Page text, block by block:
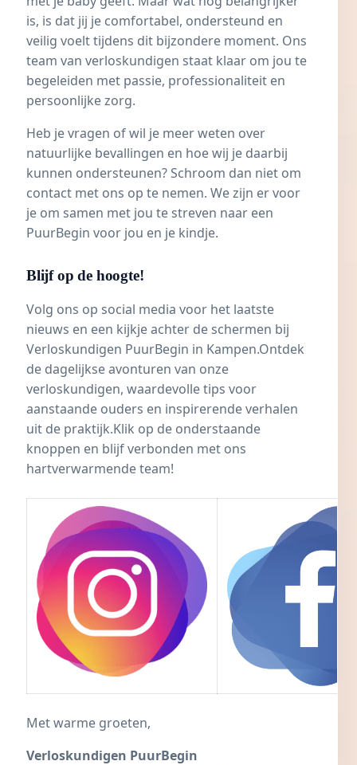
is, is dat jij je comfortabel, ondersteund en
veilig voelt tijdens dit bijzondere moment. Ons
team van verloskundigen staat klaar om jou te
begeleiden met passie, professionaliteit en
persoonlijke zorg.
Heb je vragen of wil je meer weten over
natuurlijke bevallingen en hoe wij je daarbij
kunnen ondersteunen? Schroom dan niet om
contact met ons op te nemen. We zijn er voor
je om samen met jou te streven naar een
PuurBegin voor jou en je kindje.
Blijf op de hoogte!
Volg ons op social media voor het laatste
nieuws en een kijkje achter de schermen bij
Verloskundigen PuurBegin in Kampen.Ontdek
de dagelijkse avonturen van onze
verloskundigen, waardevolle tips voor
aanstaande ouders en inspirerende verhalen
uit de praktijk.Klik op de onderstaande
knoppen en blijf verbonden met ons
hartverwarmende team!
Met warme groeten,
Verloskundigen PuurBegin